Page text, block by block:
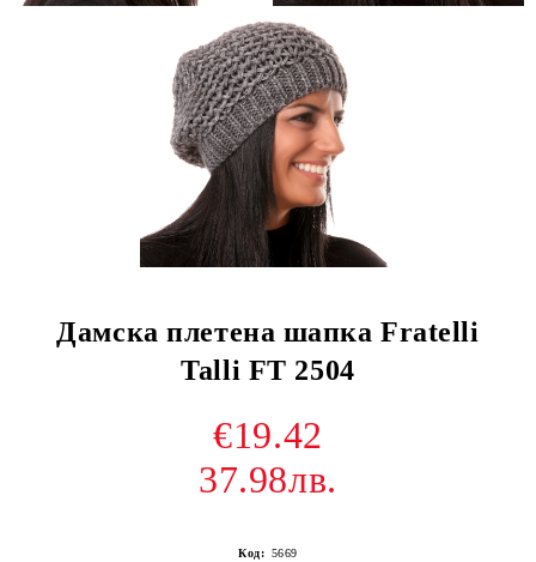
Дамска плетена шапка Fratelli
Talli FT 2504
€19.42
37.98лв.
Код: 5669